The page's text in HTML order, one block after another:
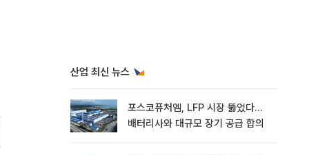
산업 최신 뉴스
포스코퓨처엠, LFP 시장 뚫었다…
배터리사와 대규모 장기 공급 합의